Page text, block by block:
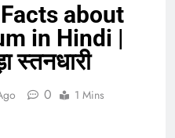
about
in Hindi |
स्तनधारी
0 1 Mins